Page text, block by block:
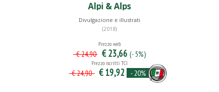
Alpi & Alps
Divulgazione e illustrati
(2018)
Prezzo web
€ 24,90 € 23,66 (- 5%)
Prezzo iscritti TCI
€ 24,90 € 19,92 - 20%